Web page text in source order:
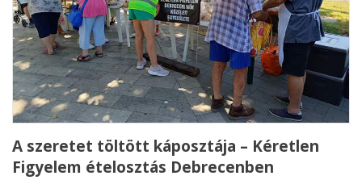
A szeretet töltött káposztája – Kéretlen
Figyelem ételosztás Debrecenben